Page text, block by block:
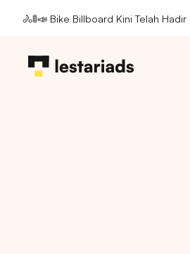
🚴🚦📣 Bike Billboard Kini Telah Hadir